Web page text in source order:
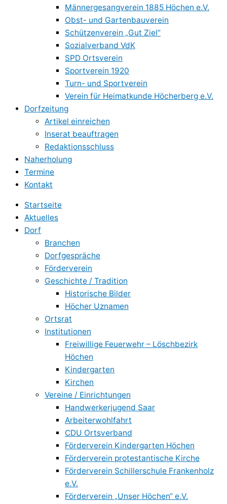
Männergesangverein 1885 Höchen e.V.
Obst- und Gartenbauverein
Schützenverein „Gut Ziel“
Sozialverband VdK
SPD Ortsverein
Sportverein 1920
Turn- und Sportverein
Verein für Heimatkunde Höcherberg e.V.
Dorfzeitung
Artikel einreichen
Inserat beauftragen
Redaktionsschluss
Naherholung
Termine
Kontakt
Startseite
Aktuelles
Dorf
Branchen
Dorfgespräche
Förderverein
Geschichte / Tradition
Historische Bilder
Höcher Uznamen
Ortsrat
Institutionen
Freiwillige Feuerwehr – Löschbezirk
Höchen
Kindergarten
Kirchen
Vereine / Einrichtungen
Handwerkerjugend Saar
Arbeiterwohlfahrt
CDU Ortsverband
Förderverein Kindergarten Höchen
Förderverein protestantische Kirche
Förderverein Schillerschule Frankenholz
e.V.
Förderverein „Unser Höchen“ e.V.